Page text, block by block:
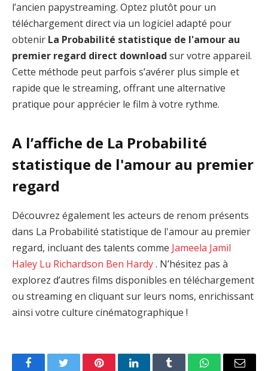
l’ancien papystreaming. Optez plutôt pour un
téléchargement direct via un logiciel adapté pour
obtenir La Probabilité statistique de l'amour au
premier regard direct download sur votre appareil.
Cette méthode peut parfois s’avérer plus simple et
rapide que le streaming, offrant une alternative
pratique pour apprécier le film à votre rythme.
A l’affiche de La Probabilité
statistique de l'amour au premier
regard
Découvrez également les acteurs de renom présents
dans La Probabilité statistique de l'amour au premier
regard, incluant des talents comme Jameela Jamil
Haley Lu Richardson Ben Hardy. N’hésitez pas à
explorez d’autres films disponibles en téléchargement
ou streaming en cliquant sur leurs noms, enrichissant
ainsi votre culture cinématographique !